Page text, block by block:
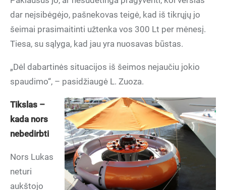
dar neįsibėgėjo, pašnekovas teigė, kad iš tikrųjų jo
šeimai prasimaitinti užtenka vos 300 Lt per mėnesį.
Tiesa, su sąlyga, kad jau yra nuosavas būstas.
„Dėl dabartinės situacijos iš šeimos nejaučiu jokio
spaudimo“, – pasidžiaugė L. Zuoza.
Tikslas –
kada nors
nebedirbti
Nors Lukas
neturi
aukštojo